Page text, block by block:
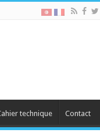
technique Contact